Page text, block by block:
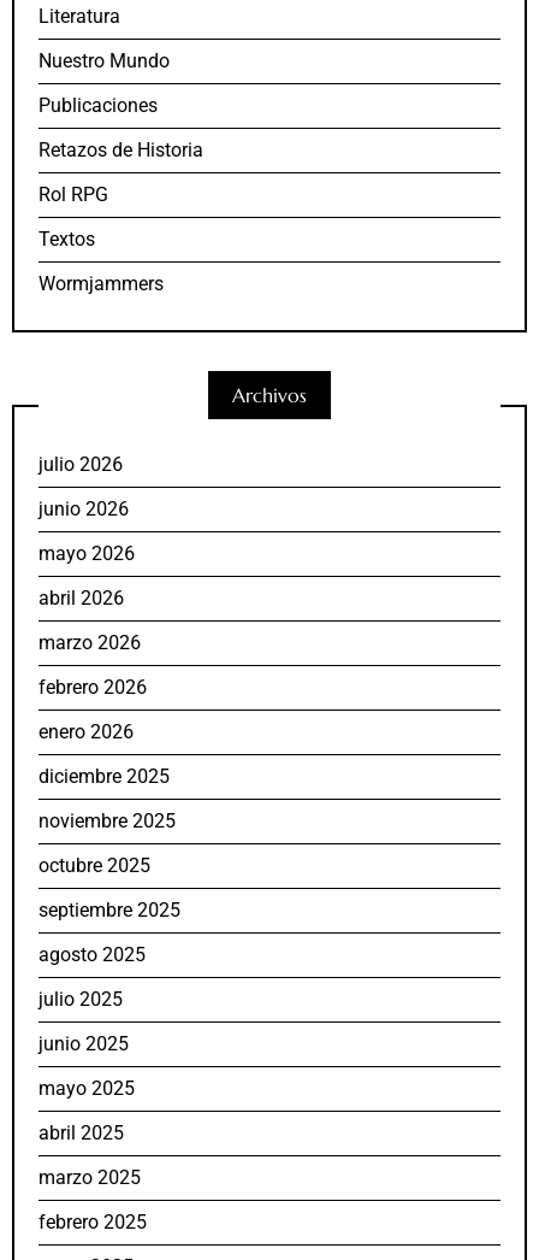
Literatura
Nuestro Mundo
Publicaciones
Retazos de Historia
Rol RPG
Textos
Wormjammers
Archivos
julio 2026
junio 2026
mayo 2026
abril 2026
marzo 2026
febrero 2026
enero 2026
diciembre 2025
noviembre 2025
octubre 2025
septiembre 2025
agosto 2025
julio 2025
junio 2025
mayo 2025
abril 2025
marzo 2025
febrero 2025